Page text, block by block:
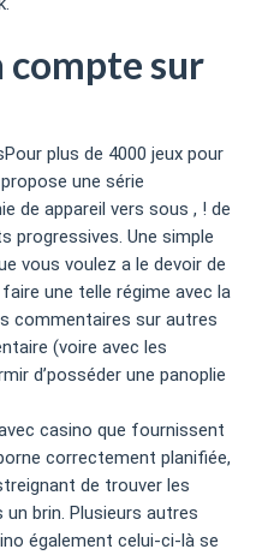
compte sur
Pour plus de 4000 jeux pour
une série
de appareil vers sous , ! de
progressives. Une simple
vous voulez a le devoir de
une telle régime avec la
commentaires sur autres
(voire avec les
d’posséder une panoplie
casino que fournissent
correctement planifiée,
de trouver les
brin. Plusieurs autres
également celui-ci-là se